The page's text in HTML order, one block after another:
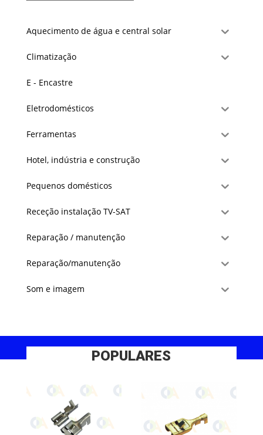
Aquecimento de água e central solar
Climatização
E - Encastre
Eletrodomésticos
Ferramentas
Hotel, indústria e construção
Pequenos domésticos
Receção instalação TV-SAT
Reparação / manutenção
Reparação/manutenção
Som e imagem
POPULARES